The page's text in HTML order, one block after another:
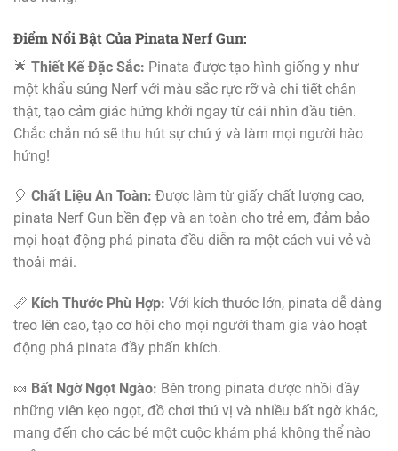
Điểm Nổi Bật Của Pinata Nerf Gun:
🌟 Thiết Kế Đặc Sắc: Pinata được tạo hình giống y như
một khẩu súng Nerf với màu sắc rực rỡ và chi tiết chân
thật, tạo cảm giác hứng khởi ngay từ cái nhìn đầu tiên.
Chắc chắn nó sẽ thu hút sự chú ý và làm mọi người hào
hứng!
🎈 Chất Liệu An Toàn: Được làm từ giấy chất lượng cao,
pinata Nerf Gun bền đẹp và an toàn cho trẻ em, đảm bảo
mọi hoạt động phá pinata đều diễn ra một cách vui vẻ và
thoải mái.
📏 Kích Thước Phù Hợp: Với kích thước lớn, pinata dễ dàng
treo lên cao, tạo cơ hội cho mọi người tham gia vào hoạt
động phá pinata đầy phấn khích.
🍬 Bất Ngờ Ngọt Ngào: Bên trong pinata được nhồi đầy
những viên kẹo ngọt, đồ chơi thú vị và nhiều bất ngờ khác,
mang đến cho các bé một cuộc khám phá không thể nào